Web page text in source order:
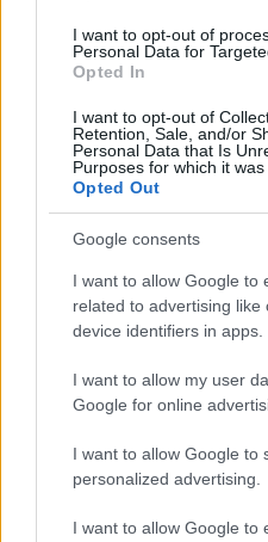
I want to opt-out of
Personal Data for
Opted In
I want to opt-out of
Retention, Sale, and/or
Personal Data that Is
Purposes for which it was
Opted Out
Google consents
I want to allow Google to
related to advertising like
device identifiers in apps.
I want to allow my user
Google for online
I want to allow Google to
personalized advertising.
I want to allow Google to
Ieva
“Parmanu
nodokļi.
attieksmi
“Tā ir
Laura
pensiju
2027.
reizes
Atcelt